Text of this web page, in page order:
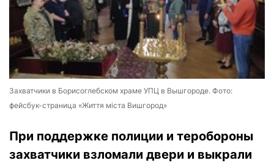
Захватчики в Борисоглебском храме УПЦ в Вышгороде. Фото:
фейсбук-страница «Життя міста Вишгород»
При поддержке полиции и теробороны
захватчики взломали двери и выкрали